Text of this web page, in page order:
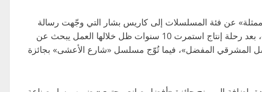
عن فئة المسلسلات إلى كاريس بشار التي وجّهت رسالة
تقدير للسعودية على وقفتها مع سورية. وفاز مسلسل «أشغال شاقة جداً» بجائزة «أفضل مسلسل مصري»، بعد رحلة إنتاج استمرت 10 سنوات ظل خلالها العمل يبحث عن
المشرقي المفضل»، فيما تُوّج مسلسل «شارع الأعشى» بجائزة